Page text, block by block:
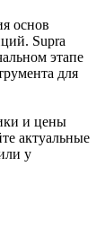
основ
Supra
этапе
для
и цены
актуальные
у